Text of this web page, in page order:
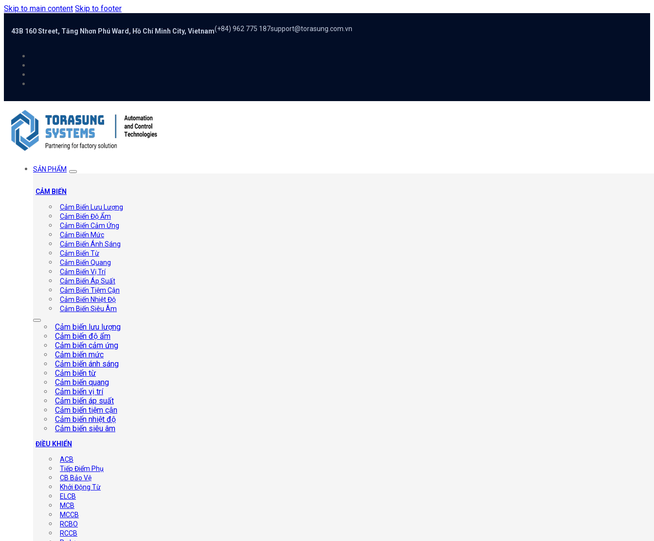
Skip to main content Skip to footer
43B 160 Street, Tăng Nhơn Phú Ward, Hồ Chí Minh City, Vietnam(+84) 962 775 187support@torasung.com.vn
SẢN PHẨM
CẢM BIẾN
Cảm Biến Lưu Lượng
Cảm Biến Độ Ẩm
Cảm Biến Cảm Ứng
Cảm Biến Mức
Cảm Biến Ánh Sáng
Cảm Biến Từ
Cảm Biến Quang
Cảm Biến Vị Trí
Cảm Biến Áp Suất
Cảm Biến Tiệm Cận
Cảm Biến Nhiệt Độ
Cảm Biến Siêu Âm
Cảm biến lưu lượng
Cảm biến độ ẩm
Cảm biến cảm ứng
Cảm biến mức
Cảm biến ánh sáng
Cảm biến từ
Cảm biến quang
Cảm biến vị trí
Cảm biến áp suất
Cảm biến tiệm cận
Cảm biến nhiệt độ
Cảm biến siêu âm
ĐIỀU KHIỂN
ACB
Tiếp Điểm Phụ
CB Bảo Vệ
Khởi Động Từ
ELCB
MCB
MCCB
RCBO
RCCB